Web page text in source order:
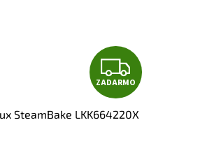
Z
A
D
ZADARMO
SteamBake LKK664220X